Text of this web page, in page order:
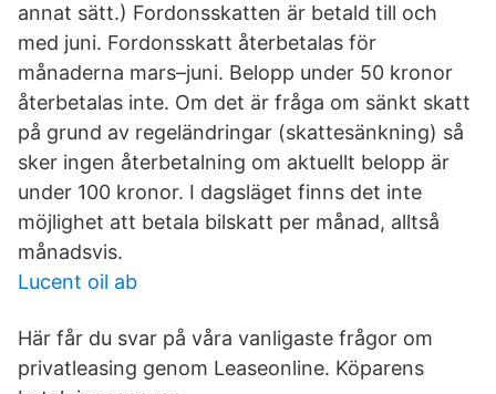
annat sätt.) Fordonsskatten är betald till och
med juni. Fordonsskatt återbetalas för
månaderna mars–juni. Belopp under 50 kronor
återbetalas inte. Om det är fråga om sänkt skatt
på grund av regeländringar (skattesänkning) så
sker ingen återbetalning om aktuellt belopp är
under 100 kronor. I dagsläget finns det inte
möjlighet att betala bilskatt per månad, alltså
månadsvis.
Lucent oil ab
Här får du svar på våra vanligaste frågor om
privatleasing genom Leaseonline. Köparens